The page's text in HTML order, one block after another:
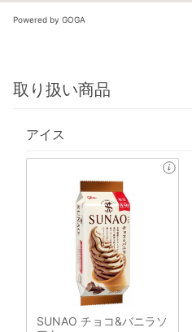
Powered by GOGA
取り扱い商品
アイス
SUNAO チョコ&バニラソ